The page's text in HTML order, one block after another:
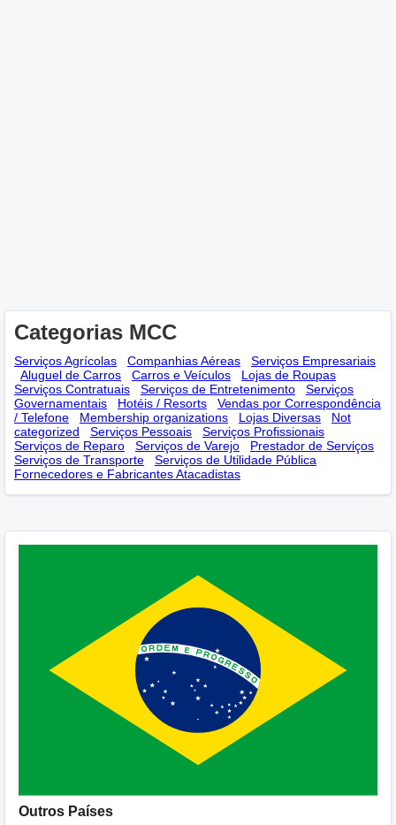
Categorias MCC
Serviços Agrícolas Companhias Aéreas
Serviços Empresariais
Aluguel de Carros
Carros e Veículos
Lojas de Roupas
Serviços Contratuais
Serviços de Entretenimento
Serviços
Governamentais
Hotéis / Resorts
Vendas por Correspondência
/ Telefone
Membership оrganizations Lojas Diversas
Not
categorized
Serviços Pessoais
Serviços Profissionais
Serviços de Reparo
Serviços de Varejo
Prestador de Serviços
Serviços de Transporte
Serviços de Utilidade Pública
Fornecedores e Fabricantes Atacadistas
Outros Países